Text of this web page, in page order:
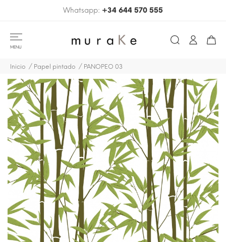
Whatsapp: +34 644 570 555
MENU
Inicio Papel pintado PANOPEO 03